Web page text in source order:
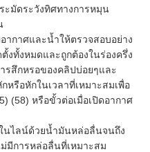
มัดระวังทิศทางการหมุน
ากาศและน้ำให้ตรวจสอบอย่าง
งทั้งหมดและถูกต้องในร่องครึ่ง
รสึกหรอของคลิปบ่อยๆและ
รือหักในเวลาที่เหมาะสมเพื่อ
(58) หรือขั้วต่อเมื่อเปิดอากาศ
นไลน์ด้วยน้ำมันหล่อลื่นจนถึง
มีการหล่อลื่นที่เหมาะสม